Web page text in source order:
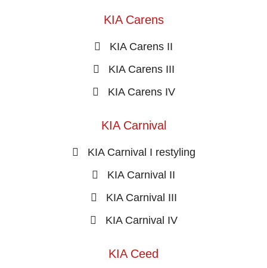
KIA Carens
KIA Carens II
KIA Carens III
KIA Carens IV
KIA Carnival
KIA Carnival I restyling
KIA Carnival II
KIA Carnival III
KIA Carnival IV
KIA Ceed